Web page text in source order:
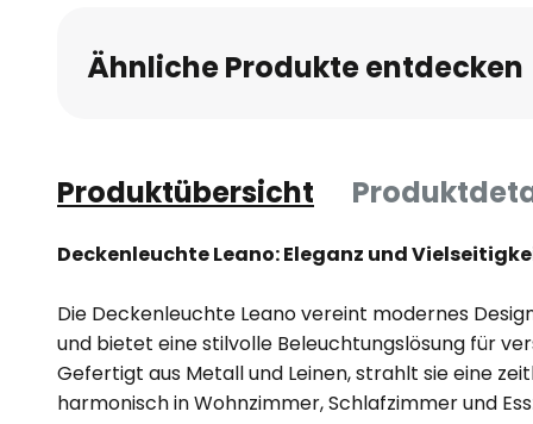
Bildgalerie
springen
Ähnliche Produkte entdecken
Produktübersicht
Deckenleuchte Leano: Eleganz und
Die Deckenleuchte Leano vereint modernes
und bietet eine stilvolle Beleuchtungslösung für
Gefertigt aus Metall und Leinen, strahlt sie eine
harmonisch in Wohnzimmer, Schlafzimmer und